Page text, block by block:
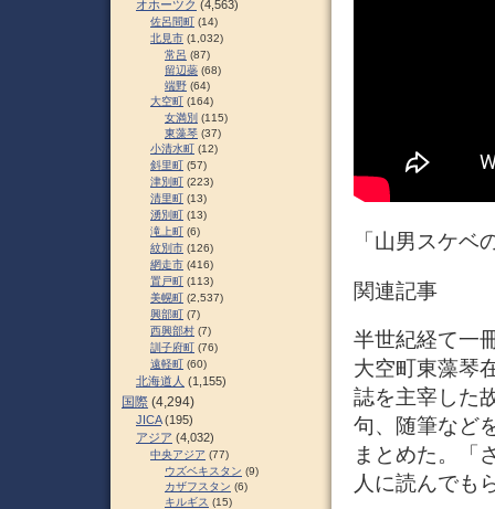
「山男スケベ
関連記事
半世紀経て一
大空町東藻琴
誌を主宰した
句、随筆など
まとめた。「
人に読んでも
オホーツク (4,563)
佐呂間町 (14)
北見市 (1,032)
常呂 (87)
留辺蘂 (68)
端野 (64)
大空町 (164)
女満別 (115)
東藻琴 (37)
小清水町 (12)
斜里町 (57)
津別町 (223)
清里町 (13)
湧別町 (13)
滝上町 (6)
紋別市 (126)
網走市 (416)
置戸町 (113)
美幌町 (2,537)
興部町 (7)
西興部村 (7)
訓子府町 (76)
遠軽町 (60)
北海道人 (1,155)
国際 (4,294)
JICA(195)
アジア (4,032)
中央アジア (77)
ウズベキスタン (9)
カザフスタン (6)
キルギス (15)